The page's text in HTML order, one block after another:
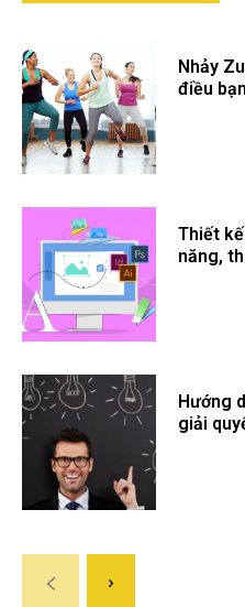
Nhảy
điều
Thiết
năng,
Hướng
giải